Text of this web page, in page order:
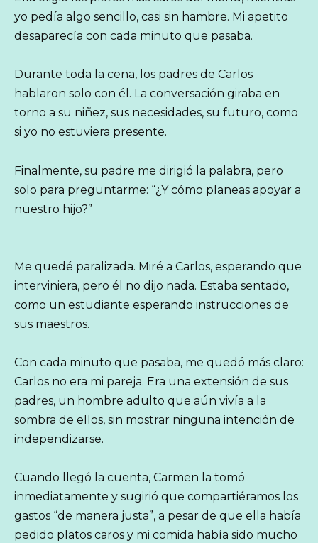
yo pedía algo sencillo, casi sin hambre. Mi apetito
desaparecía con cada minuto que pasaba.
Durante toda la cena, los padres de Carlos
hablaron solo con él. La conversación giraba en
torno a su niñez, sus necesidades, su futuro, como
si yo no estuviera presente.
Finalmente, su padre me dirigió la palabra, pero
solo para preguntarme: “¿Y cómo planeas apoyar a
nuestro hijo?”
Me quedé paralizada. Miré a Carlos, esperando que
interviniera, pero él no dijo nada. Estaba sentado,
como un estudiante esperando instrucciones de
sus maestros.
Con cada minuto que pasaba, me quedó más claro:
Carlos no era mi pareja. Era una extensión de sus
padres, un hombre adulto que aún vivía a la
sombra de ellos, sin mostrar ninguna intención de
independizarse.
Cuando llegó la cuenta, Carmen la tomó
inmediatamente y sugirió que compartiéramos los
gastos “de manera justa”, a pesar de que ella había
pedido platos caros y mi comida había sido mucho